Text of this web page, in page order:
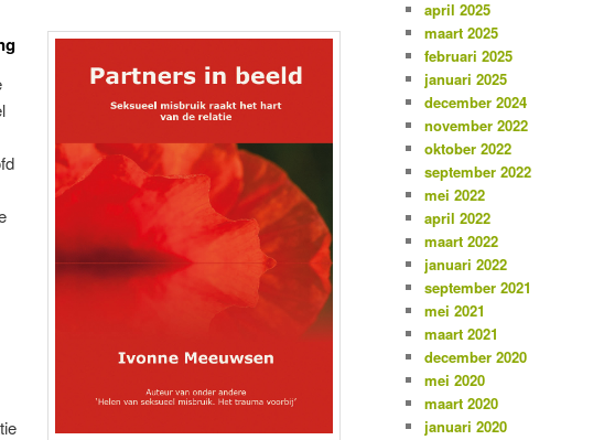
april 2025
maart 2025
februari 2025
januari 2025
december 2024
november 2022
oktober 2022
september 2022
mei 2022
april 2022
maart 2022
januari 2022
september 2021
mei 2021
maart 2021
december 2020
mei 2020
maart 2020
januari 2020